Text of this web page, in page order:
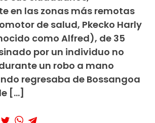
en las zonas más remotas
de salud, Pkecko Harly
como Alfred), de 35
por un individuo no
un robo a mano
regresaba de Bossangoa
[…]